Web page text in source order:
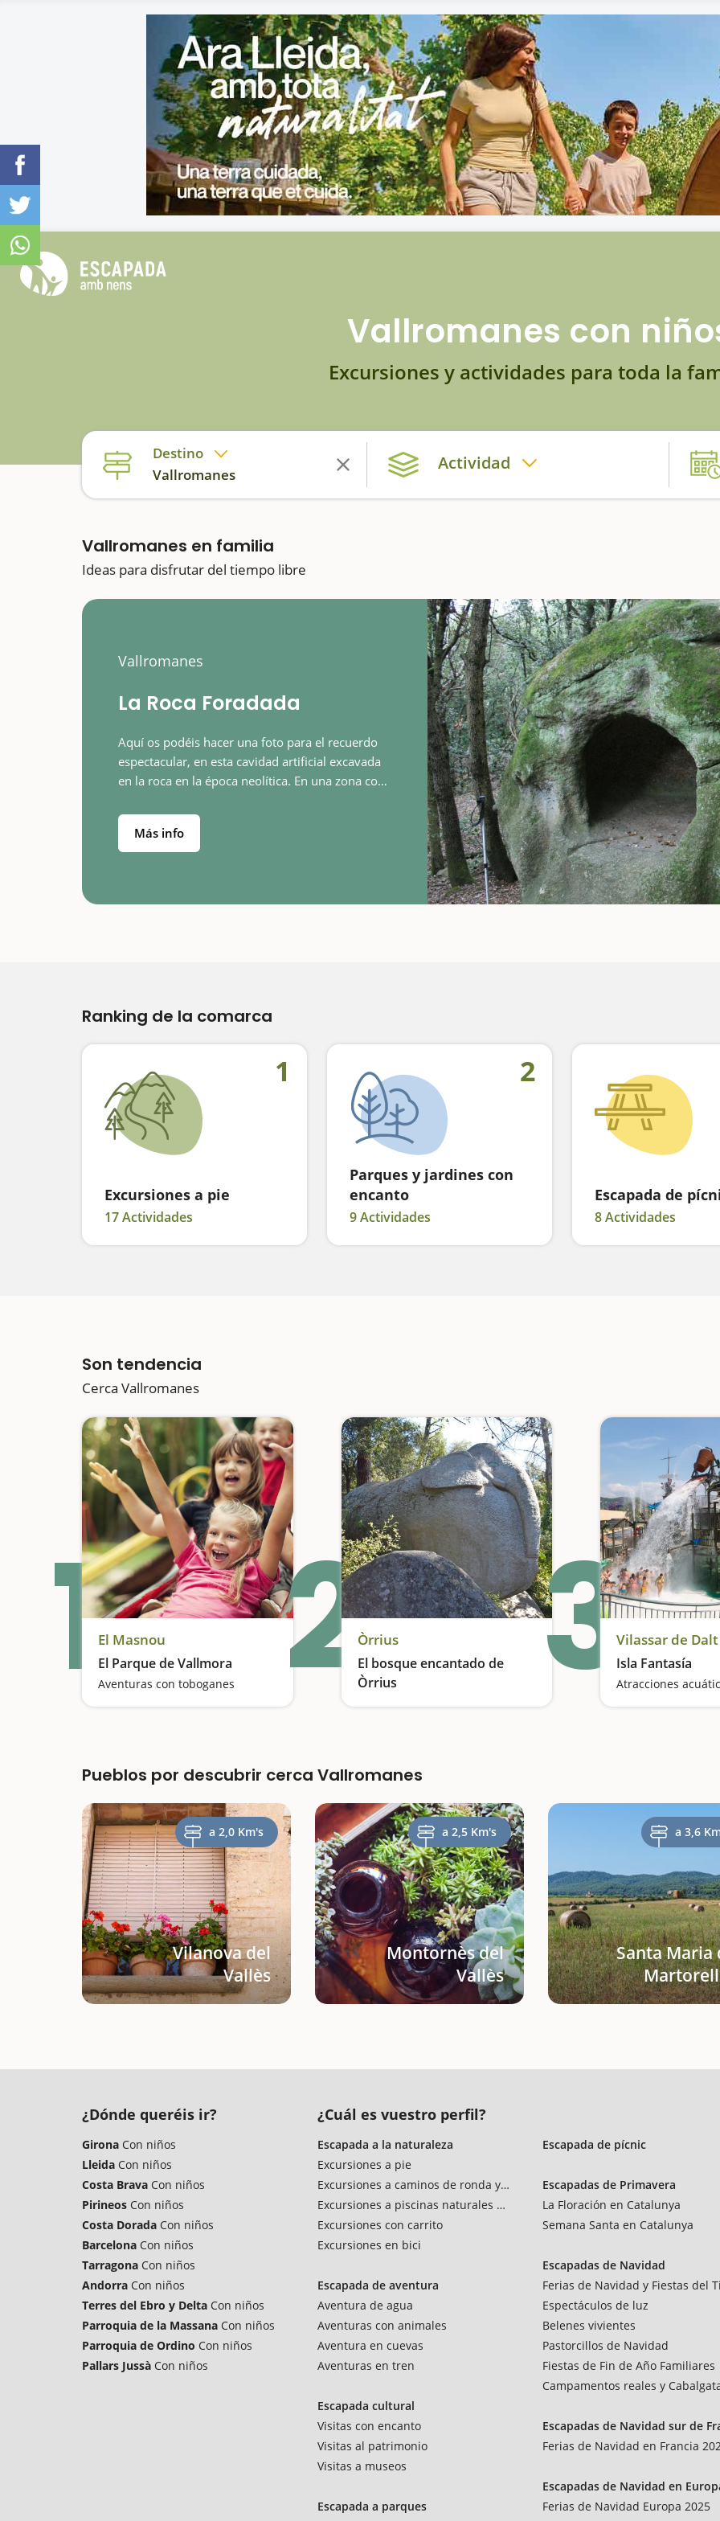
Vallromanes con
Excursiones y actividades para toda la
Destino
Vallromanes
Actividad
Vallromanes en familia
Ideas para disfrutar del tiempo libre
Vallromanes
La Roca Foradada
Aquí os podéis hacer una foto para el recuerdo
espectacular, en esta cavidad artificial excavada
en la roca en la época neolítica. En una zona con
sorprende especialmente…
Más info
Ranking de la comarca
1
Excursiones a pie
17 Actividades
2
Parques y jardines con
encanto
9 Actividades
Escapada de
8 Actividades
Son tendencia
Cerca Vallromanes
1El Masnou
El Parque de Vallmora
Aventuras con toboganes 2Òrrius
El bosque encantado de
Òrrius
Una excursión para manejar la imaginación 3Vilassar de Dalt
Isla Fantasía
Pueblos por descubrir cerca Vallromanes
a 2,0 Km's
Vilanova del
Vallès
a 2,5 Km's
Montornès del
Vallès
a 3,6
Santa Maria
¿Dónde queréis ir?
Girona Con niños
Lleida Con niños
Costa Brava Con niños
Pirineos Con niños
Costa Dorada Con niños
Barcelona Con niños
Tarragona Con niños
Andorra Con niños
Terres del Ebro y Delta Con niños
Parroquia de la Massana Con niños
Parroquia de Ordino Con niños
Pallars Jussà Con niños
¿Cuál es vuestro perfil?
Escapada a la naturaleza
Excursiones a pie
Excursiones a caminos de ronda y vías verdes
Excursiones a piscinas naturales y rios
Excursiones con carrito
Excursiones en bici
Escapada de aventura
Aventura de agua
Aventuras con animales
Aventura en cuevas
Aventuras en tren
Escapada cultural
Visitas con encanto
Visitas al patrimonio
Visitas a museos
Escapada a parques
Escapada de pícnic
Escapadas de Primavera
La Floración en Catalunya
Semana Santa en Catalunya
Escapadas de Navidad
Ferias de Navidad y Fiestas del
Espectáculos de luz
Belenes vivientes
Pastorcillos de Navidad
Fiestas de Fin de Año Familiares
Campamentos reales y
Escapadas de Navidad sur de
Ferias de Navidad en Francia
Escapadas de Navidad en
Ferias de Navidad Europa 2025